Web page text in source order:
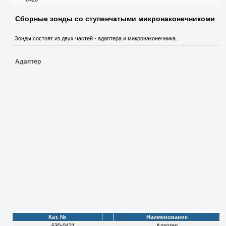
Сборные зонды со ступенчатыми микронаконечникоми
Зонды состоят из двух частей - адаптера и микронаконечника.
Адаптер
Кат. №
Наименование